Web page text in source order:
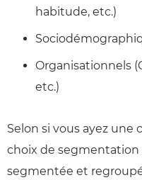
habitude, etc.)
Organisationnels
etc.)
Selon si vous ayez une
choix de segmentation
segmentée et